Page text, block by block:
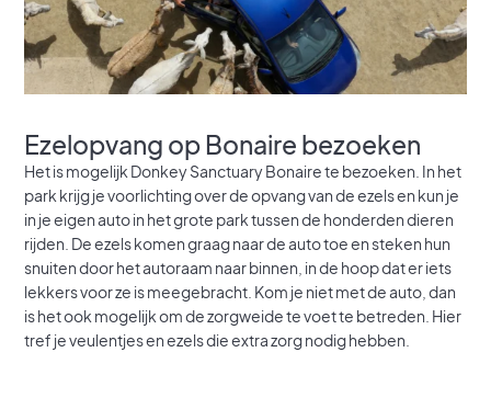
Ezelopvang op Bonaire bezoeken
Het is mogelijk Donkey Sanctuary Bonaire te bezoeken. In het
park krijg je voorlichting over de opvang van de ezels en kun je
in je eigen auto in het grote park tussen de honderden dieren
rijden. De ezels komen graag naar de auto toe en steken hun
snuiten door het autoraam naar binnen, in de hoop dat er iets
lekkers voor ze is meegebracht. Kom je niet met de auto, dan
is het ook mogelijk om de zorgweide te voet te betreden. Hier
tref je veulentjes en ezels die extra zorg nodig hebben.